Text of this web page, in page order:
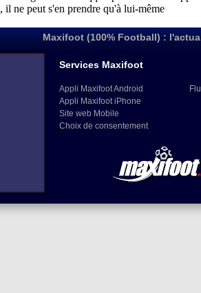
Maxifoot (100% Football) :
Services Maxifoot
Appli Maxifoot Android
Appli Maxifoot iPhone
Site web Mobile
Choix de consentement